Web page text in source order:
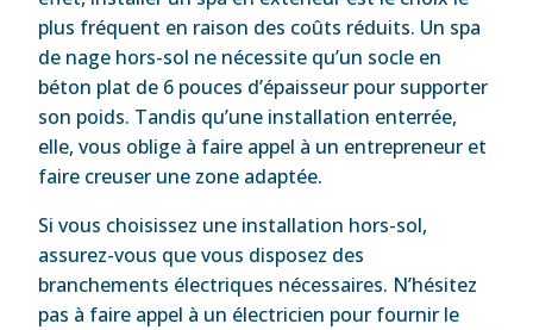
plus fréquent en raison des coûts réduits. Un spa
de nage hors-sol ne nécessite qu’un socle en
béton plat de 6 pouces d’épaisseur pour supporter
son poids. Tandis qu’une installation enterrée,
elle, vous oblige à faire appel à un entrepreneur et
faire creuser une zone adaptée.
Si vous choisissez une installation hors-sol,
assurez-vous que vous disposez des
branchements électriques nécessaires. N’hésitez
pas à faire appel à un électricien pour fournir le